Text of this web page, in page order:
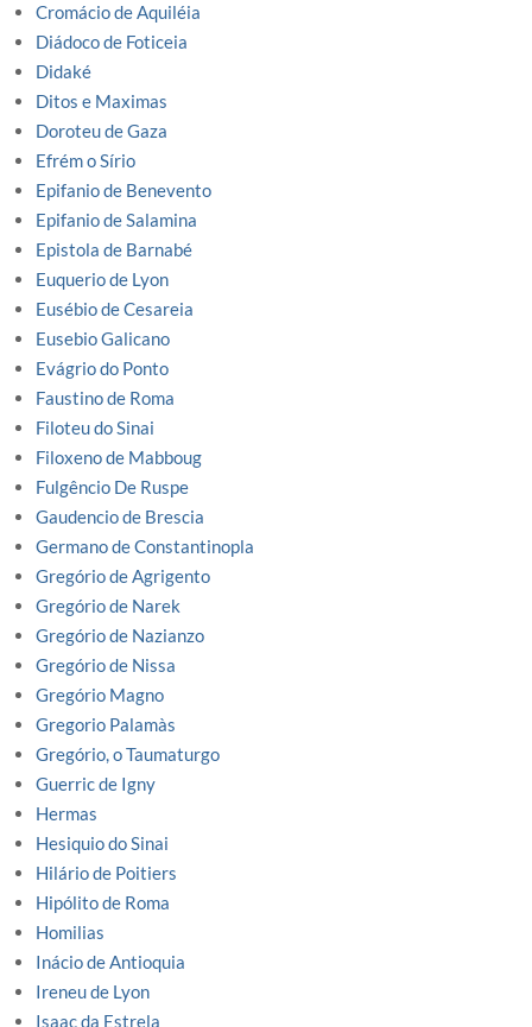
Cromácio de Aquiléia
Diádoco de Foticeia
Didaké
Ditos e Maximas
Doroteu de Gaza
Efrém o Sírio
Epifanio de Benevento
Epifanio de Salamina
Epistola de Barnabé
Euquerio de Lyon
Eusébio de Cesareia
Eusebio Galicano
Evágrio do Ponto
Faustino de Roma
Filoteu do Sinai
Filoxeno de Mabboug
Fulgêncio De Ruspe
Gaudencio de Brescia
Germano de Constantinopla
Gregório de Agrigento
Gregório de Narek
Gregório de Nazianzo
Gregório de Nissa
Gregório Magno
Gregorio Palamàs
Gregório, o Taumaturgo
Guerric de Igny
Hermas
Hesiquio do Sinai
Hilário de Poitiers
Hipólito de Roma
Homilias
Inácio de Antioquia
Ireneu de Lyon
Isaac da Estrela